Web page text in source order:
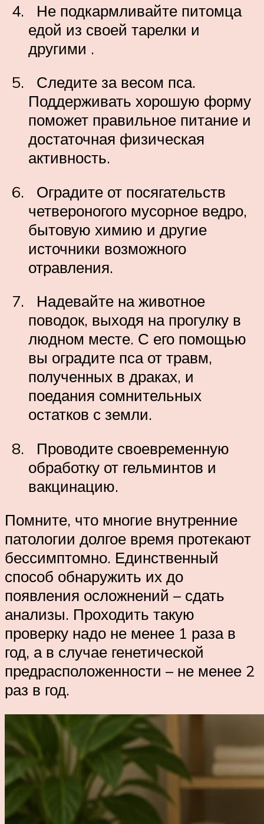
Не подкармливайте питомца
едой из своей тарелки и
другими .
Следите за весом пса.
Поддерживать хорошую форму
поможет правильное питание и
достаточная физическая
активность.
Оградите от посягательств
четвероногого мусорное ведро,
бытовую химию и другие
источники возможного
отравления.
Надевайте на животное
поводок, выходя на прогулку в
людном месте. С его помощью
вы оградите пса от травм,
полученных в драках, и
поедания сомнительных
остатков с земли.
Проводите своевременную
обработку от гельминтов и
вакцинацию.
Помните, что многие внутренние
патологии долгое время протекают
бессимптомно. Единственный
способ обнаружить их до
появления осложнений – сдать
анализы. Проходить такую
проверку надо не менее 1 раза в
год, а в случае генетической
предрасположенности – не менее 2
раз в год.